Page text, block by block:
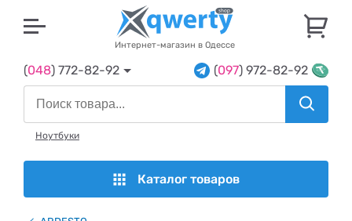
Интернет-магазин в Одессе
(048) 772-82-92 (097) 972-82-92
Ноутбуки
Каталог товаров